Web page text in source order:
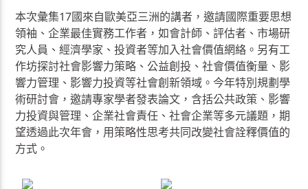
本次彙集17國來自歐美亞三洲的講者，邀請國際重要思想
領袖、企業最佳實務工作者，如會計師、評估者、市場研
究人員、經濟學家、投資者等加入社會價值網絡。另有工
作坊探討社會影響力策略、公益創投、社會價值衡量、影
響力管理、影響力投資等社會創新領域。今年特別規劃學
術研討會，邀請專家學者發表論文，含括公共政策、影響
力投資與管理、企業社會責任、社會企業等多元議題，期
望透過此次年會，用策略性思考共同改變社會詮釋價值的
方式。